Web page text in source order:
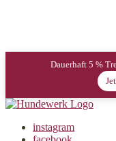
Dauerhaft 5 %
instagram